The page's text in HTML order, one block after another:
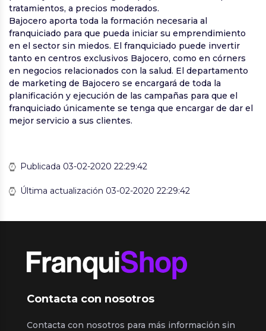
tratamientos, a precios moderados.
Bajocero aporta toda la formación necesaria al
franquiciado para que pueda iniciar su emprendimiento
en el sector sin miedos. El franquiciado puede invertir
tanto en centros exclusivos Bajocero, como en córners
en negocios relacionados con la salud. El departamento
de marketing de Bajocero se encargará de toda la
planificación y ejecución de las campañas para que el
franquiciado únicamente se tenga que encargar de dar el
mejor servicio a sus clientes.
Publicada 03-02-2020 22:29:42
Última actualización 03-02-2020 22:29:42
Contacta con nosotros
Contacta con nosotros para más información sin